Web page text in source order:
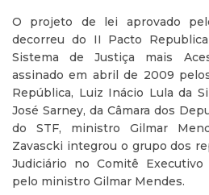
O projeto de lei aprovado
decorreu do II Pacto
Sistema de Justiça mais
assinado em abril de 2009
República, Luiz Inácio Lula da
José Sarney, da Câmara dos
do STF, ministro Gilmar
Zavascki integrou o grupo dos
Judiciário no Comitê
pelo ministro Gilmar Mendes.